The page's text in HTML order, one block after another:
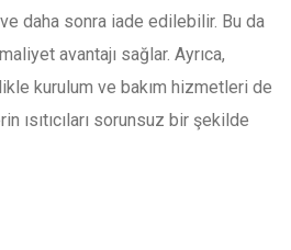
daha sonra iade edilebilir. Bu da
avantajı sağlar. Ayrıca,
kurulum ve bakım hizmetleri de
ısıtıcıları sorunsuz bir şekilde